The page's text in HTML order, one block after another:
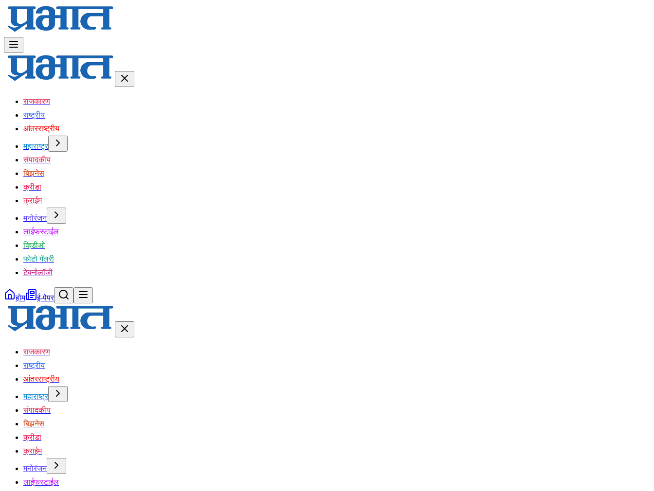
राजकारण
राष्ट्रीय
आंतरराष्ट्रीय
महाराष्ट्र
संपादकीय
बिझनेस
क्रीडा
क्राईम
मनोरंजन
लाईफस्टाईल
व्हिडीओ
फोटो गॅलरी
टेक्नोलॉजी
होम ई-पेपर
राजकारण
राष्ट्रीय
आंतरराष्ट्रीय
महाराष्ट्र
संपादकीय
बिझनेस
क्रीडा
क्राईम
मनोरंजन
लाईफस्टाईल